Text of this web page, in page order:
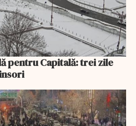
pentru Capitală: trei zile